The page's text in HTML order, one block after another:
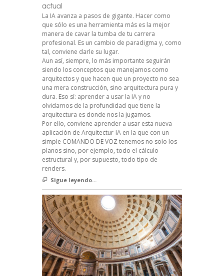
actual
La IA avanza a pasos de gigante. Hacer como
que sólo es una herramienta más es la mejor
manera de cavar la tumba de tu carrera
profesional. Es un cambio de paradigma y, como
tal, conviene darle su lugar.
Aun así, siempre, lo más importante seguirán
siendo los conceptos que manejamos como
arquitectos y que hacen que un proyecto no sea
una mera construcción, sino arquitectura pura y
dura. Eso sí: aprender a usar la IA y no
olvidarnos de la profundidad que tiene la
arquitectura es donde nos la jugamos.
Por ello, conviene aprender a usar esta nueva
aplicación de Arquitectur-IA en la que con un
simple COMANDO DE VOZ tenemos no solo los
planos sino, por ejemplo, todo el cálculo
estructural y, por supuesto, todo tipo de
renders.
Sigue leyendo...